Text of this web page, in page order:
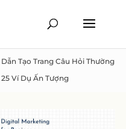
Tạo Trang Câu Hỏi Thường
Ví Dụ Ấn Tượng